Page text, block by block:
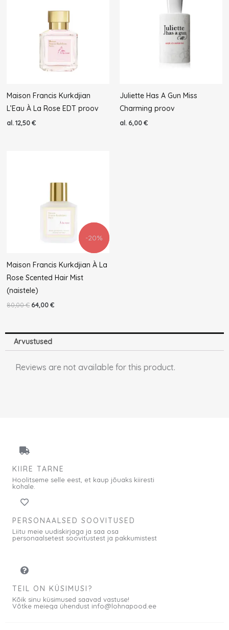
Maison Francis Kurkdjian
L’Eau À La Rose EDT proov
al.12,50€
Juliette Has A Gun Miss
Charming proov
al. 6,00€
-5%
-20%
Maison Francis Kurkdjian À La
Rose Scented Hair Mist
(naistele)
80,00€ 64,00€
Arvustused
Reviews are not available for this product.
KIIRE TARNE
Hoolitseme selle eest, et kaup jõuaks kiiresti
kohale.
PERSONAALSED SOOVITUSED
Liitu meie uudiskirjaga ja saa osa
personaalsetest soovitustest ja pakkumistest
TEIL ON KÜSIMUSI?
Kõik sinu küsimused saavad vastuse!
Võtke meiega ühendust info@lohnapood.ee